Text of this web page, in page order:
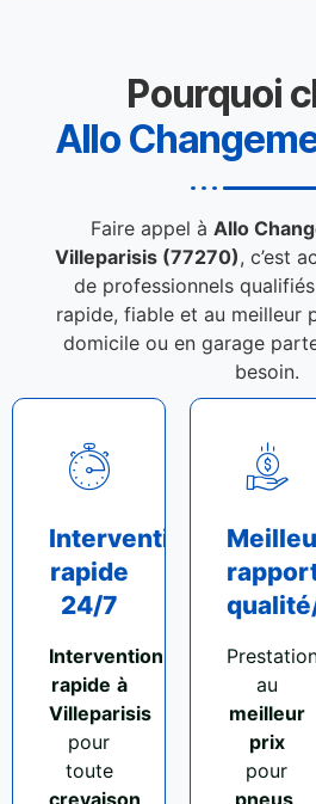
Pourquoi
Allo
Faire appel à Allo
Villeparisis (77270), c’est
de professionnels
rapide, fiable et au meilleur
domicile ou en garage
besoin.
Intervention
rapide
24/7
Intervention
rapide à
Villeparisis
pour
toute
crevaison
au
meilleur
prix
pour
pneus,